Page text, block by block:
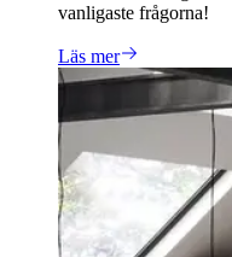
vanligaste frågorna!
Läs mer